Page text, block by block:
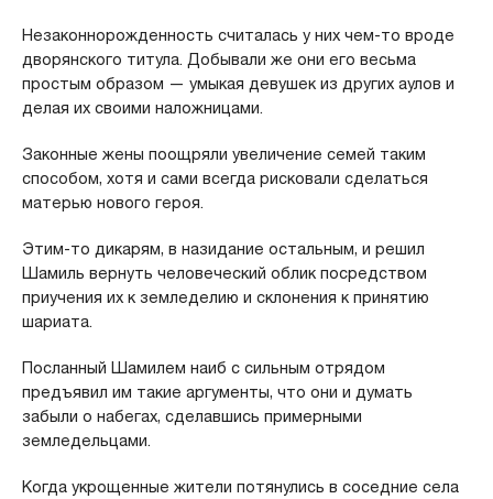
Незаконнорожденность считалась у них чем-то вроде
дворянского титула. Добывали же они его весьма
простым образом — умыкая девушек из других аулов и
делая их своими наложницами.
Законные жены поощряли увеличение семей таким
способом, хотя и сами всегда рисковали сделаться
матерью нового героя.
Этим-то дикарям, в назидание остальным, и решил
Шамиль вернуть человеческий облик посредством
приучения их к земледелию и склонения к принятию
шариата.
Посланный Шамилем наиб с сильным отрядом
предъявил им такие аргументы, что они и думать
забыли о набегах, сделавшись примерными
земледельцами.
Когда укрощенные жители потянулись в соседние села